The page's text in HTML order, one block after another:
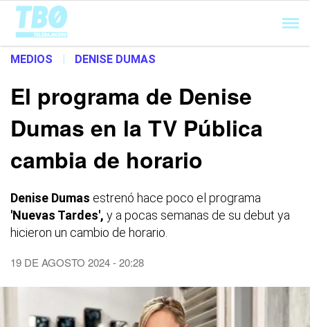
Cargando...
MEDIOS | DENISE DUMAS
El programa de Denise
Dumas en la TV Pública
cambia de horario
Denise Dumas estrenó hace poco el programa
'Nuevas Tardes', y a pocas semanas de su debut ya
hicieron un cambio de horario.
19 DE AGOSTO 2024 - 20:28